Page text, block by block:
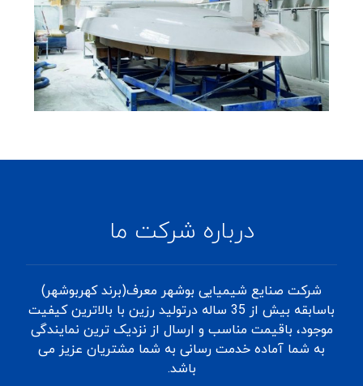
درباره شرکت ما
شرکت صنایع شیمیایی بوشهر معرف(برند کهربوشهر)
باسابقه بیش از 35 ساله درتولید رزین با بالاترین کیفیت
موجود، باقیمت مناسب و ارسال از نزدیک ترین نمایندگی
به شما آماده خدمت رسانی به شما مشتریان عزیز می
باشد.